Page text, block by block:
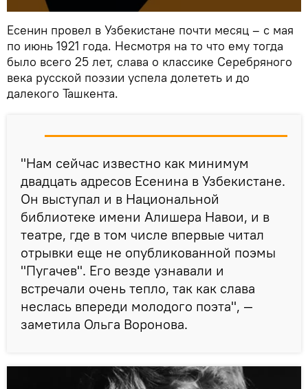
Есенин провел в Узбекистане почти месяц – с мая
по июнь 1921 года. Несмотря на то что ему тогда
было всего 25 лет, слава о классике Серебряного
века русской поэзии успела долететь и до
далекого Ташкента.
"Нам сейчас известно как минимум
двадцать адресов Есенина в Узбекистане.
Он выступал и в Национальной
библиотеке имени Алишера Навои, и в
театре, где в том числе впервые читал
отрывки еще не опубликованной поэмы
"Пугачев". Его везде узнавали и
встречали очень тепло, так как слава
неслась впереди молодого поэта", —
заметила Ольга Воронова.